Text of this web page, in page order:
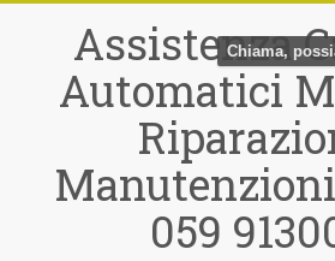
contenutoAssistenza
Automatici
059
Chiama,